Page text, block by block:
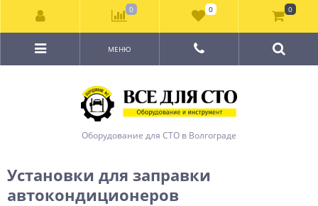
Оборудование для СТО в Волгограде
МЕНЮ
Установки для заправки
автокондиционеров
0 0 0